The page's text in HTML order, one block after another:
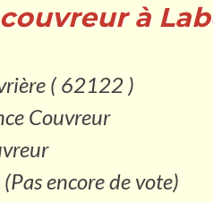
à
( 62122 )
Couvreur
(Pas encore de vote)